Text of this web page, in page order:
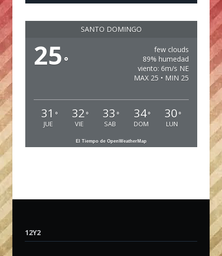
SANTO DOMINGO
25 °
few clouds
89% humedad
viento: 6m/s NE
MAX 25 • MIN 25
31 °
JUE
32 °
VIE
33 °
SAB
34°
DOM
30 °
LUN
El Tiempo de OpenWeatherMap
12Y2